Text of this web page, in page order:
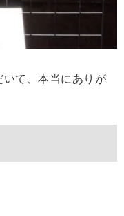
て、本当にありが